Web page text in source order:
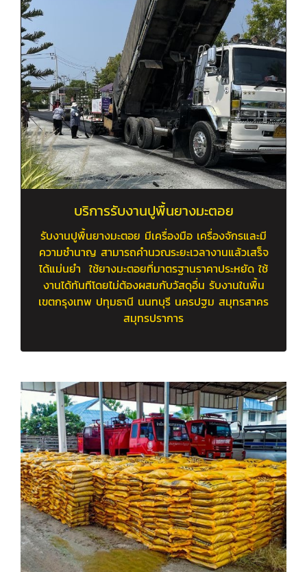
บริการรับงานปูพื้นยางมะตอย
รับงานปูพื้นยางมะตอย มีเครื่องมือ เครื่องจักรและมี
ความชำนาญ สามารถคำนวณระยะเวลางานแล้วเสร็จ
ได้แม่นยำ ใช้ยางมะตอยที่มาตรฐานราคาประหยัด ใช้
งานได้ทันทีโดยไม่ต้องผสมกับวัสดุอื่น รับงานในพื้น
เขตกรุงเทพ ปทุมธานี นนทบุรี นครปฐม สมุทรสาคร
สมุทรปราการ